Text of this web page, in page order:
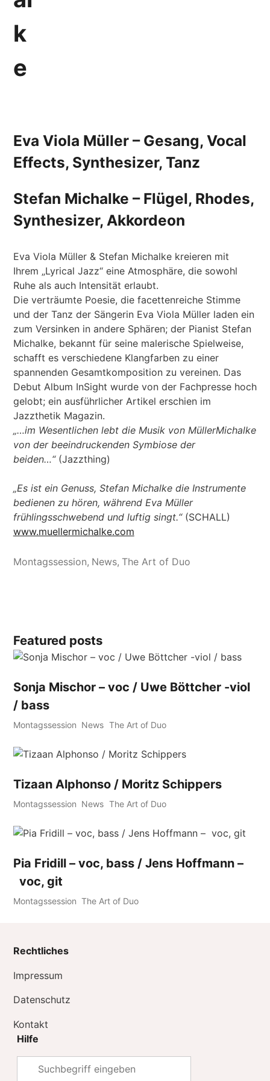
k
e
Eva Viola Müller– Gesang, Vocal
Effects, Synthesizer, Tanz
Stefan Michalke – Flügel, Rhodes,
Synthesizer, Akkordeon
Eva Viola Müller & Stefan Michalke kreieren mit
Ihrem „Lyrical Jazz“ eine Atmosphäre, die sowohl
Ruhe als auch Intensität erlaubt.
Die verträumte Poesie, die facettenreiche Stimme
und der Tanz der Sängerin Eva Viola Müller laden ein
zum Versinken in andere Sphären; der Pianist Stefan
Michalke, bekannt für seine malerische Spielweise,
schafft es verschiedene Klangfarben zu einer
spannenden Gesamtkomposition zu vereinen. Das
Debut Album InSight wurde von der Fachpresse hoch
gelobt; ein ausführlicher Artikel erschien im
Jazzthetik Magazin.
„…im Wesentlichen lebt die Musik von MüllerMichalke
von der beeindruckenden Symbiose der
beiden…“ (Jazzthing)
„Es ist ein Genuss, Stefan Michalke die Instrumente
bedienen zu hören, während Eva Müller
frühlingsschwebend und luftig singt.“(SCHALL)
www.muellermichalke.com
Featured posts
Sonja Mischor – voc / Uwe Böttcher -viol
/ bass
Montagssession News The Art of Duo
Tizaan Alphonso / Moritz Schippers
Montagssession News The Art of Duo
Pia Fridill – voc, bass / Jens Hoffmann –
voc, git
Montagssession The Art of Duo
Rechtliches
Impressum
Datenschutz
Kontakt
Hilfe